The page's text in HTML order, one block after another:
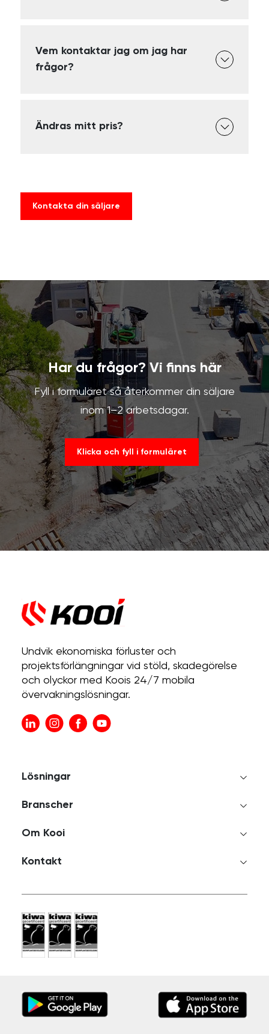
Vem kontaktar jag om jag har
frågor?
Ändras mitt pris?
Kontakta din säljare
Har du frågor? Vi finns här
Fyll i formuläret så återkommer din säljare
inom 1–2 arbetsdagar.
Klicka och fyll i formuläret
Undvik ekonomiska förluster och
projektsförlängningar vid stöld, skadegörelse
och olyckor med Koois 24/7 mobila
övervakningslösningar.
Lösningar
Branscher
Om Kooi
Kontakt